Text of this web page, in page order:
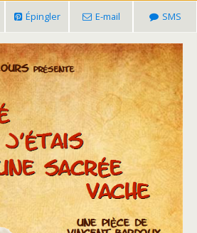
Épingler E-mail SMS